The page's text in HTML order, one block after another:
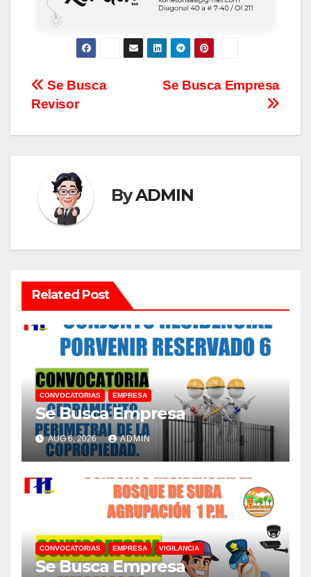
Se Busca Empresa
Se Busca
Revisor
ByADMIN
Related Post
CONVOCATORIAS EMPRESA
Se Busca Empresa
AUG 6, 2026 ADMIN
CONVOCATORIAS EMPRESA VIGILANCIA
Se Busca Empresa